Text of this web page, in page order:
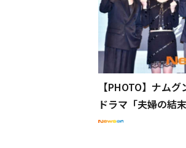
【PHOTO】ナム
ドラマ「夫婦の結